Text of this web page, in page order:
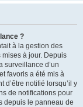
?
à la gestion des
mises à jour. Depuis
surveillance d’un
favoris a été mis à
notifié lorsqu’il y
de notifications pour
depuis le panneau de